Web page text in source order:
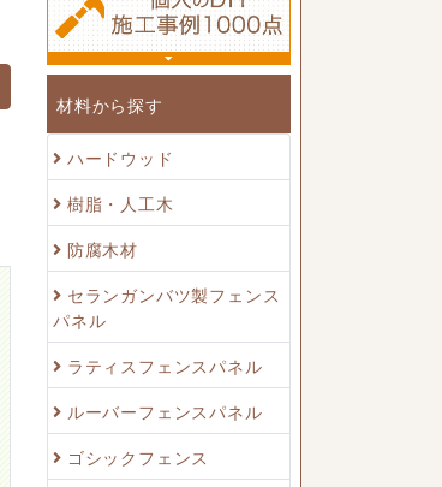
材料から探す
ハードウッド
樹脂・人工木
防腐木材
セランガンバツ製フェンス
パネル
ラティスフェンスパネル
ルーバーフェンスパネル
ゴシックフェンス